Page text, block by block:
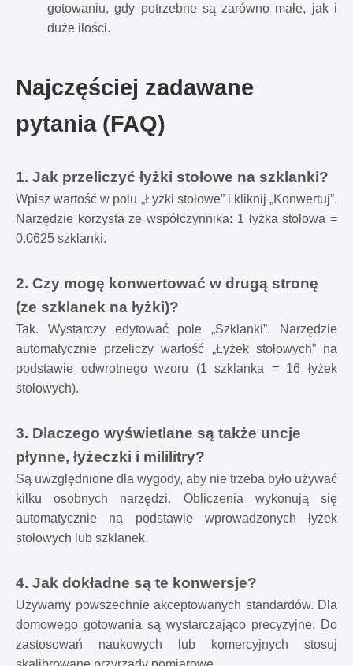
gotowaniu, gdy potrzebne są zarówno małe, jak i
duże ilości.
Najczęściej zadawane
pytania (FAQ)
1. Jak przeliczyć łyżki stołowe na szklanki?
Wpisz wartość w polu „Łyżki stołowe” i kliknij „Konwertuj”.
Narzędzie korzysta ze współczynnika: 1 łyżka stołowa =
0.0625 szklanki.
2. Czy mogę konwertować w drugą stronę
(ze szklanek na łyżki)?
Tak. Wystarczy edytować pole „Szklanki”. Narzędzie
automatycznie przeliczy wartość „Łyżek stołowych” na
podstawie odwrotnego wzoru (1 szklanka = 16 łyżek
stołowych).
3. Dlaczego wyświetlane są także uncje
płynne, łyżeczki i mililitry?
Są uwzględnione dla wygody, aby nie trzeba było używać
kilku osobnych narzędzi. Obliczenia wykonują się
automatycznie na podstawie wprowadzonych łyżek
stołowych lub szklanek.
4. Jak dokładne są te konwersje?
Używamy powszechnie akceptowanych standardów. Dla
domowego gotowania są wystarczająco precyzyjne. Do
zastosowań naukowych lub komercyjnych stosuj